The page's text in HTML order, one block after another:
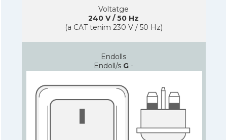
Voltatge
240 V / 50 Hz
(a CAT tenim 230 V / 50 Hz)
Endolls
Endoll/s G -